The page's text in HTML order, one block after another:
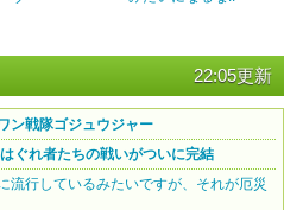
22:05更新
ン戦隊ゴジュウジャー
ぐれ者たちの戦いがついに完結
流行しているみたいですが、それが厄災